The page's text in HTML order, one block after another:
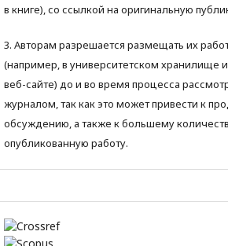
в книге), со ссылкой на оригинальную
3. Авторам разрешается размещать их
(например, в университетском хранилище
веб-сайте) до и во время процесса
журналом, так как это может привести к
обсуждению, а также к большему
опубликованную работу.